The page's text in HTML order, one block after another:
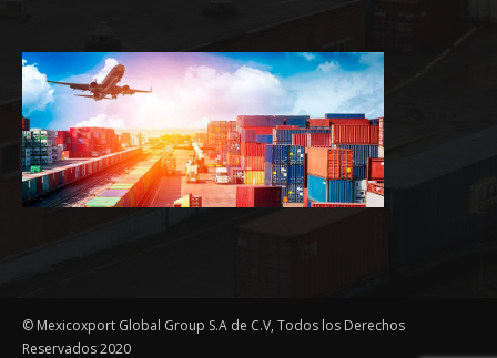
© Mexicoxport Global Group S.A de C.V, Todos los Derechos
Reservados 2020